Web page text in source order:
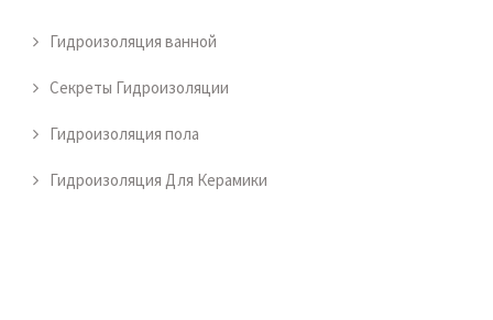
Гидроизоляция ванной
Секреты Гидроизоляции
Гидроизоляция пола
Гидроизоляция Для Керамики